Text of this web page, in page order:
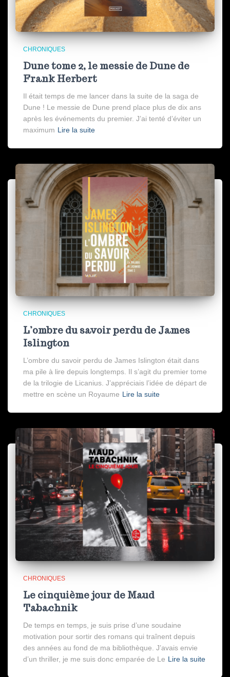
CHRONIQUES
Dune tome 2, le messie de Dune de
Frank Herbert
Il était temps de me lancer dans la suite de la saga de
Dune ! Le messie de Dune prend place plus de dix ans
après les événements du premier. J’ai tenté d’éviter un
maximum Lire la suite
CHRONIQUES
L’ombre du savoir perdu de James
Islington
L’ombre du savoir perdu de James Islington était dans
ma pile à lire depuis longtemps. Il s’agit du premier tome
de la trilogie de Licanius. J’appréciais l’idée de départ de
mettre en scène un Royaume Lire la suite
CHRONIQUES
Le cinquième jour de Maud
Tabachnik
De temps en temps, je suis prise d’une soudaine
motivation pour sortir des romans qui traînent depuis
des années au fond de ma bibliothèque. J’avais envie
d’un thriller, je me suis donc emparée de Le Lire la suite